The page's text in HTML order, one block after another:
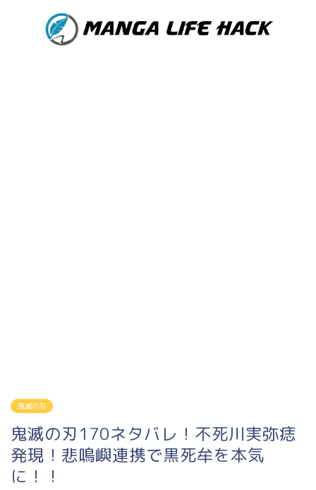
鬼滅の刃
鬼滅の刃170ネタバレ！不死川実弥痣
発現！悲鳴嶼連携で黒死牟を本気
に！！